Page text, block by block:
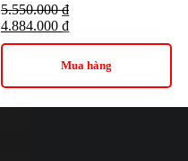
5.550.000₫
4.884.000 ₫
Mua hàng